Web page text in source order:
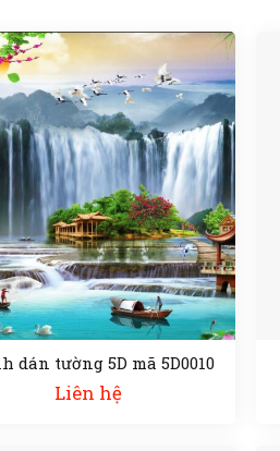
dán tường 5D mã 5D0010
Liên hệ